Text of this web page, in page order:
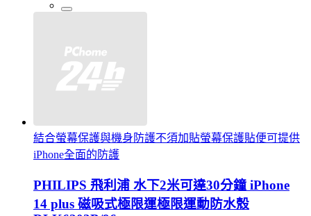
結合螢幕保護與機身防護不須加貼螢幕保護貼便可提供
iPhone全面的防護
PHILIPS 飛利浦 水下2米可達30分鐘 iPhone
14 plus 磁吸式極限運極限運動防水殼